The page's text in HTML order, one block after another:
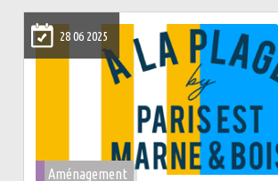
28 06 2025
Aménagement